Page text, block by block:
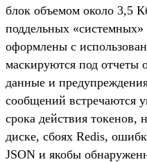
блок объемом около 3,5
поддельных
оформлены с
маскируются под отчеты
данные и
сообщений встречаются
срока действия токенов,
диске, сбоях Redis,
JSON и якобы